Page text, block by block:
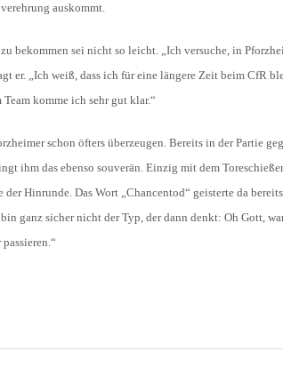
auskommt.
bekommen sei nicht so leicht. „Ich versuche, in
er. „Ich weiß, dass ich für eine längere Zeit beim CfR
komme ich sehr gut klar.“
schon öfters überzeugen. Bereits in der Partie
ihm das ebenso souverän. Einzig mit dem
der Hinrunde. Das Wort „Chancentod“ geisterte da
ganz sicher nicht der Typ, der dann denkt: Oh Gott,